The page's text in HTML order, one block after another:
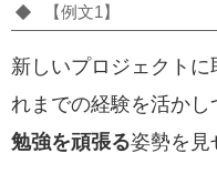
【例文1】
新しいプロジェクトに
れまでの経験を活か
勉強を頑張る姿勢を見